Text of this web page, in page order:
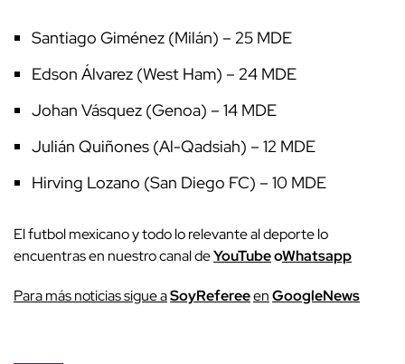
Santiago Giménez (Milán) – 25 MDE
Edson Álvarez (West Ham) – 24 MDE
Johan Vásquez (Genoa) – 14 MDE
Julián Quiñones (Al-Qadsiah) – 12 MDE
Hirving Lozano (San Diego FC) – 10 MDE
El futbol mexicano y todo lo relevante al deporte lo
encuentras en nuestro canal deYouTubeoWhatsapp
Para más noticias sigue aSoyRefereeenGoogleNews